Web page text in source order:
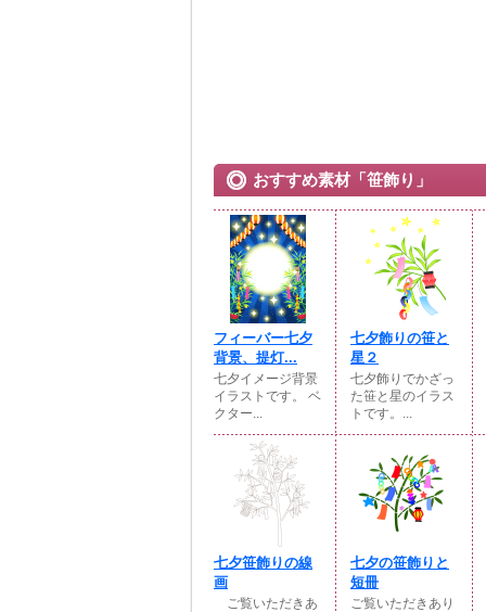
おすすめ素材「笹飾り」
フィーバー七夕
背景、提灯...
七夕イメージ背景
イラストです。 ベ
クター...
七夕飾りの笹と
星２
七夕飾りでかざっ
た笹と星のイラス
トです。...
七夕笹飾りの線
画
ご覧いただきあ
七夕の笹飾りと
短冊
ご覧いただきあり